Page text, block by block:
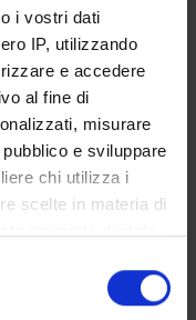
i vostri dati
IP, utilizzando
e accedere
al fine di
misurare
e sviluppare
chi utilizza i
scelte in materia di
in qualsiasi
o facendo clic